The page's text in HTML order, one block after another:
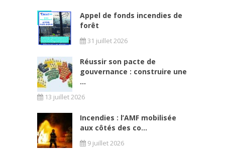
Appel de fonds incendies de
forêt
31 juillet 2026
Réussir son pacte de
gouvernance : construire une
...
13 juillet 2026
Incendies : l’AMF mobilisée
aux côtés des co...
9 juillet 2026